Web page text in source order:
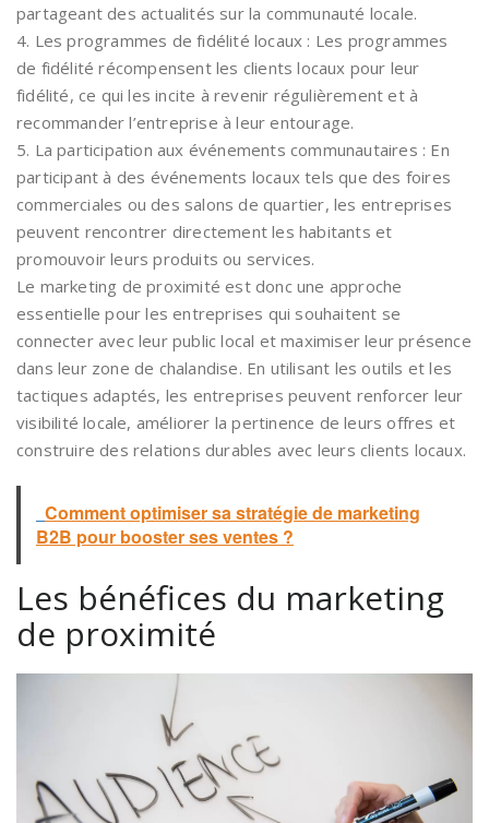
partageant des actualités sur la communauté locale.
4. Les programmes de fidélité locaux : Les programmes
de fidélité récompensent les clients locaux pour leur
fidélité, ce qui les incite à revenir régulièrement et à
recommander l’entreprise à leur entourage.
5. La participation aux événements communautaires : En
participant à des événements locaux tels que des foires
commerciales ou des salons de quartier, les entreprises
peuvent rencontrer directement les habitants et
promouvoir leurs produits ou services.
Le marketing de proximité est donc une approche
essentielle pour les entreprises qui souhaitent se
connecter avec leur public local et maximiser leur présence
dans leur zone de chalandise. En utilisant les outils et les
tactiques adaptés, les entreprises peuvent renforcer leur
visibilité locale, améliorer la pertinence de leurs offres et
construire des relations durables avec leurs clients locaux.
Comment optimiser sa stratégie de marketing
B2B pour booster ses ventes ?
Les bénéfices du marketing
de proximité